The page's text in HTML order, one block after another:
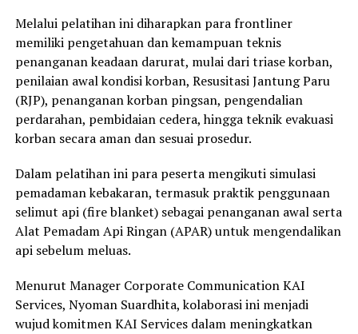
Melalui pelatihan ini diharapkan para frontliner
memiliki pengetahuan dan kemampuan teknis
penanganan keadaan darurat, mulai dari triase korban,
penilaian awal kondisi korban, Resusitasi Jantung Paru
(RJP), penanganan korban pingsan, pengendalian
perdarahan, pembidaian cedera, hingga teknik evakuasi
korban secara aman dan sesuai prosedur.
Dalam pelatihan ini para peserta mengikuti simulasi
pemadaman kebakaran, termasuk praktik penggunaan
selimut api (fire blanket) sebagai penanganan awal serta
Alat Pemadam Api Ringan (APAR) untuk mengendalikan
api sebelum meluas.
Menurut Manager Corporate Communication KAI
Services, Nyoman Suardhita, kolaborasi ini menjadi
wujud komitmen KAI Services dalam meningkatkan